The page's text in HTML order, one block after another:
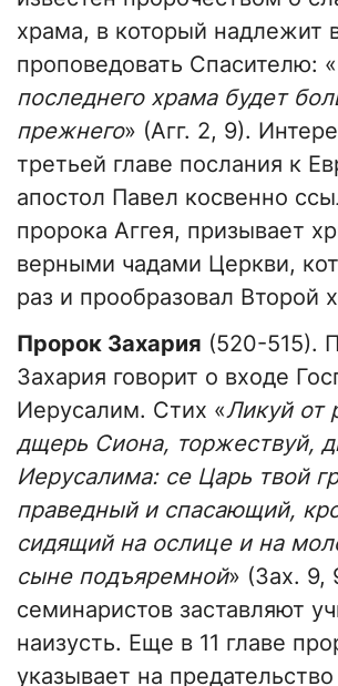
храма, в который надлежит
проповедовать Спасителю: «
последнего храма будет
прежнего» (Агг. 2, 9).
третьей главе послания к
апостол Павел косвенно
пророка Аггея, призывает
верными чадами Церкви,
раз и прообразовал Второй
Пророк Захария (520-515).
Захария говорит о входе
Иерусалим. Стих «Ликуй от
дщерь Сиона, торжествуй,
Иерусалима: се Царь твой
праведный и спасающий,
сидящий на ослице и на
сыне подъяремной» (Зах. 9,
семинаристов заставляют
наизусть. Еще в 11 главе
указывает на